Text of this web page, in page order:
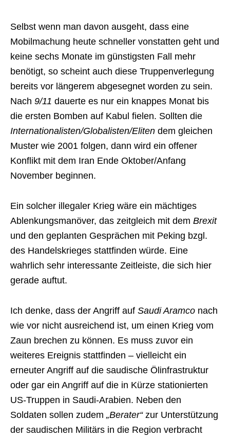
Selbst wenn man davon ausgeht, dass eine
Mobilmachung heute schneller vonstatten geht und
keine sechs Monate im günstigsten Fall mehr
benötigt, so scheint auch diese Truppenverlegung
bereits vor längerem abgesegnet worden zu sein.
Nach 9/11 dauerte es nur ein knappes Monat bis
die ersten Bomben auf Kabul fielen. Sollten die
Internationalisten/Globalisten/Eliten dem gleichen
Muster wie 2001 folgen, dann wird ein offener
Konflikt mit dem Iran Ende Oktober/Anfang
November beginnen.
Ein solcher illegaler Krieg wäre ein mächtiges
Ablenkungsmanöver, das zeitgleich mit dem Brexit
und den geplanten Gesprächen mit Peking bzgl.
des Handelskrieges stattfinden würde. Eine
wahrlich sehr interessante Zeitleiste, die sich hier
gerade auftut.
Ich denke, dass der Angriff auf Saudi Aramco nach
wie vor nicht ausreichend ist, um einen Krieg vom
Zaun brechen zu können. Es muss zuvor ein
weiteres Ereignis stattfinden – vielleicht ein
erneuter Angriff auf die saudische Ölinfrastruktur
oder gar ein Angriff auf die in Kürze stationierten
US-Truppen in Saudi-Arabien. Neben den
Soldaten sollen zudem „Berater“zur Unterstützung
der saudischen Militärs in die Region verbracht